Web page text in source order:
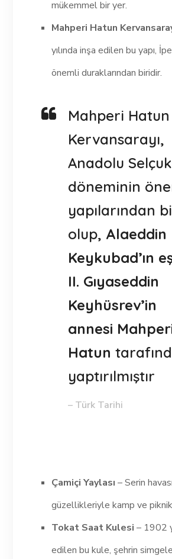
mükemmel bir yer.
Mahperi Hatun
yılında inşa edilen bu yapı,
önemli duraklarından biridir.
Mahperi Hatun
Kervansarayı,
Anadolu
döneminin
yapılarından
olup, Alaeddin
Keykubad’ın
II. Gıyaseddin
Keyhüsrev’in
annesi
Hatun
yaptırılmıştır
– Türk Tarihi
Çamiçi Yaylası– Serin
güzellikleriyle kamp ve
Tokat Saat Kulesi – 1902
edilen bu kule, şehrin